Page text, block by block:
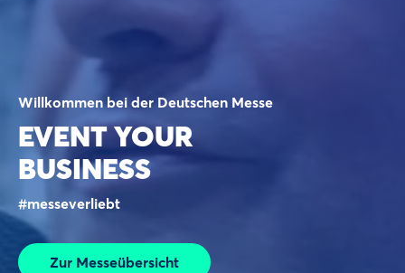
Willkommen bei der Deutschen Messe
EVENT YOUR
BUSINESS
#messeverliebt
Zur Messeübersicht